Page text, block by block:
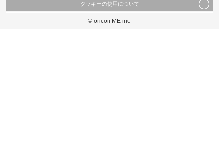
これらの情報を権利者の許可なく無断転載・複製などの二次利用を行うことは固く禁じて
当サイトに掲載している内容はすべてサービスの利用者が提出された見解・感想です。
弊社の見解・ 意見ではないことをご理解いただいた上でご覧ください。
クッキーの使用について
このサイトでは Cookie を使用して、ユーザーに合わせたコンテンツや広告の表示、ソー
© oricon ME inc.